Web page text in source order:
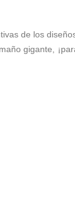
de los
gigante,